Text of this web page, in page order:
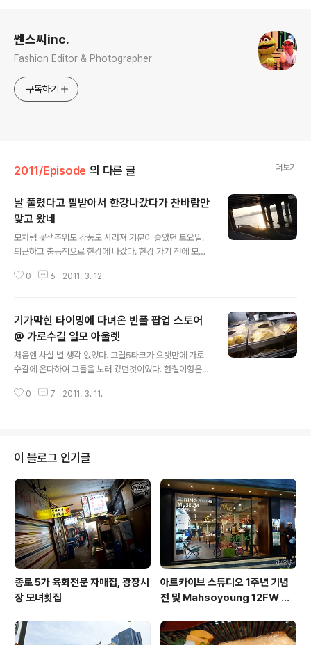
쎈스씨inc.
Fashion Editor & Photographer
구독하기
2011/Episode 의 다른 글 더보기
날 풀렸다고 필받아서 한강나갔다가 찬바람만
맞고 왔네
모처럼 꽃샘추위도 강풍도 사라져 기분이 좋았던 토요일.
퇴근하고 충동적으로 한강에 나갔다. 한강 가기 전에 모스
나도 못찍고; 좋다 좋다 하며 막상 한강에 나와보니 역풍이
해가 지고 깜깜해질때 까지 있었는데, 결국 또 이야기는 회
사에 대한 이야기로 ㅎ 그래 뭐 직장인이 다 그런거지 - 그
래도 역시 답이 안나올지언정, 이런 대화를 홀가분한 마음
으로 할수 있는건 참 기분 좋은 일이다. 괜히 기분도 좋아지
는 것 같고 ㅎ 아 근데 해가 져서 그런지 생각보다 바람도
너무 불고 추워서 마지막엔 이야기를 이어나가기가 힘들었
0 6 2011. 3. 12.
기가막힌 타이밍에 다녀온 빈폴 팝업 스토어
@ 가로수길 일모 아울렛
처음엔 사실 별 생각 없었다. 그릴5타코가 오랫만에 가로
수길에 온다하여 그들을 보러 갔던것이었다. 현철이형은
속 바빠보이셔서 따로 더 있지는 못했네 - 그릴5타코 잠깐
평소에도 이런 공연용 무대셋트가 있는건 아닐테고, 이 행
사때문에 지어놓은것 같던데 좁은 입구와 달리 안쪽의 공
간이 널찍해서 좀 놀랬네 ? 네덜란드의 프리미엄 맥주라는
Grolsch (그롤쉬) 가 서포트 하는듯 하였고, 내가 갔을땐
'안녕바다'팀이 라이브 공연중이었으며, 한쪽에서는 입구
쪽에서 받은 그릴5타코를 열심히 드..
0 7 2011. 3. 11.
이 블로그 인기글
종로 5가 육회전문 자매집, 광장시
장 모녀횟집
아트카이브 스튜디오 1주년 기념
전 및 Mahsoyoung 12FW 프